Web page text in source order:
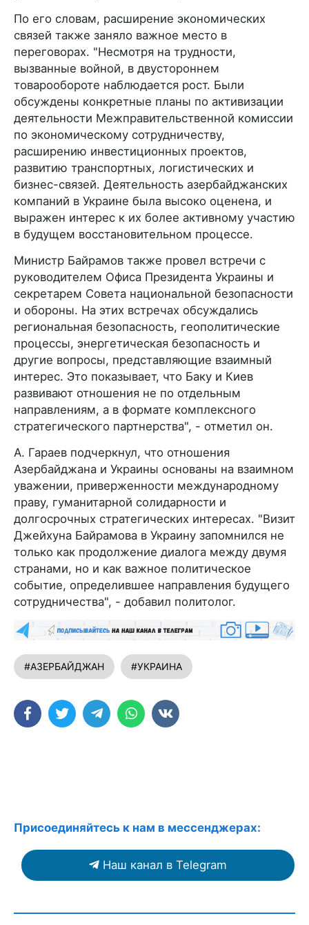
По его словам, расширение экономических
связей также заняло важное место в
переговорах. "Несмотря на трудности,
вызванные войной, в двустороннем
товарообороте наблюдается рост. Были
обсуждены конкретные планы по активизации
деятельности Межправительственной комиссии
по экономическому сотрудничеству,
расширению инвестиционных проектов,
развитию транспортных, логистических и
бизнес-связей. Деятельность азербайджанских
компаний в Украине была высоко оценена, и
выражен интерес к их более активному участию
в будущем восстановительном процессе.
Министр Байрамов также провел встречи с
руководителем Офиса Президента Украины и
секретарем Совета национальной безопасности
и обороны. На этих встречах обсуждались
региональная безопасность, геополитические
процессы, энергетическая безопасность и
другие вопросы, представляющие взаимный
интерес. Это показывает, что Баку и Киев
развивают отношения не по отдельным
направлениям, а в формате комплексного
стратегического партнерства", - отметил он.
А. Гараев подчеркнул, что отношения
Азербайджана и Украины основаны на взаимном
уважении, приверженности международному
праву, гуманитарной солидарности и
долгосрочных стратегических интересах. "Визит
Джейхуна Байрамова в Украину запомнился не
только как продолжение диалога между двумя
странами, но и как важное политическое
событие, определившее направления будущего
сотрудничества", - добавил политолог.
#АЗЕРБАЙДЖАН #УКРАИНА
Присоединяйтесь к нам в мессенджерах:
Наш канал в Telegram